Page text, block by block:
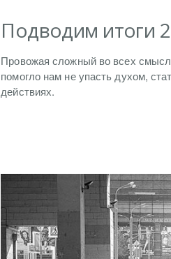
Подводим итоги
Провожая сложный во всех
помогло нам не упасть духом,
действиях.